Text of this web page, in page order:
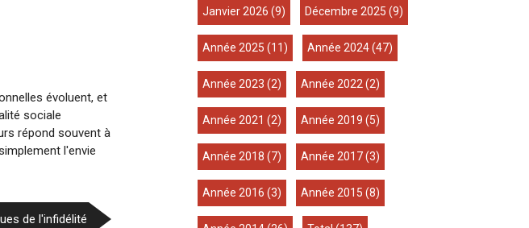
évoluent, et
sociale
répond souvent à
l'envie
de l'infidélité
janvier 2026 (9) décembre 2025 (9)
année 2025 (11) année 2024(47)
année 2023 (2) année 2022 (2)
année 2021 (2) année 2019 (5)
année 2018 (7) année 2017(3)
année 2016 (3) année 2015 (8)